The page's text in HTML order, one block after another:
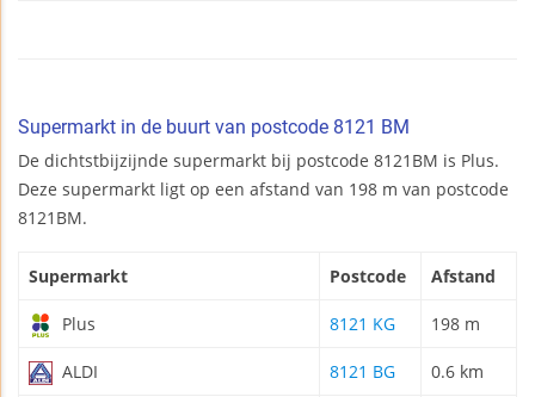
Supermarkt in de buurt van postcode 8121 BM
De dichtstbijzijnde supermarkt bij postcode 8121BM is Plus.
Deze supermarkt ligt op een afstand van 198 m van postcode
8121BM.
Supermarkt Postcode Afstand
Plus 8121 KG 198 m
ALDI 8121 BG 0.6 km